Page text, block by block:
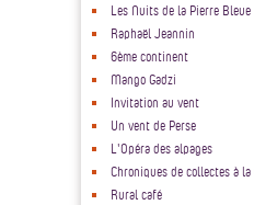
Les Nuits de la Pierre Bleue
Raphaël Jeannin
6ème continent
Mango Gadzi
Invitation au vent
Un vent de Perse
L'Opéra des alpages
Chroniques de collectes à
Rural café